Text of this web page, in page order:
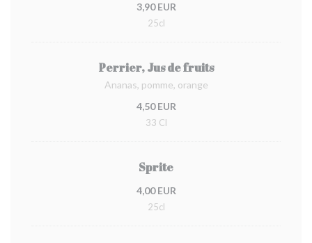
3,90 EUR
25cl
Perrier, Jus de fruits
Ananas, pomme, orange
4,50 EUR
33 Cl
Sprite
4,00 EUR
25cl